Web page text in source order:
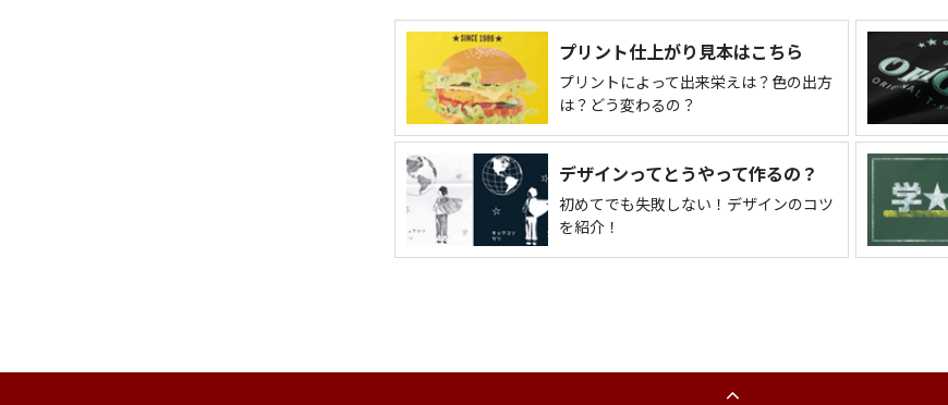
プリント仕上がり見本はこちら
プリントによって出来栄えは？色の出方
は？どう変わるの？
デザインってとうやって作るの？
初めてでも失敗しない！デザインのコツ
を紹介！